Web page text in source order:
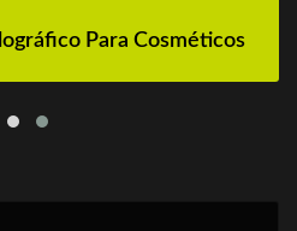
Para Cosméticos